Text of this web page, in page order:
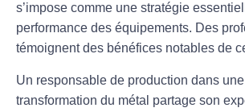
s’impose comme une stratégie
performance des équipements. Des
témoignent des bénéfices notables de
Un responsable de production dans
transformation du métal partage son